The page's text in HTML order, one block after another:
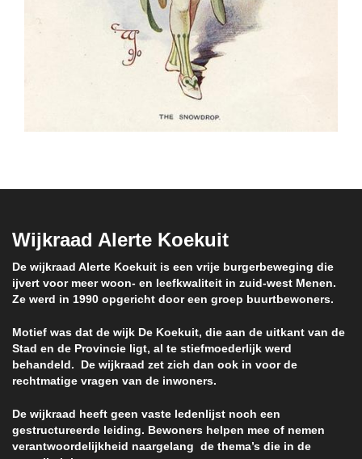
Wijkraad Alerte Koekuit
De wijkraad Alerte Koekuit is een vrije burgerbeweging die
ijvert voor meer woon- en leefkwaliteit in zuid-west Menen.
Ze werd in 1990 opgericht door een groep buurtbewoners.
Motief was dat de wijk De Koekuit, die aan de uitkant van de
Stad en de Provincie ligt, al te stiefmoederlijk werd
behandeld. De wijkraad zet zich dan ook in voor de
rechtmatige vragen van de inwoners.
De wijkraad heeft geen vaste ledenlijst noch een
gestructureerde leiding. Bewoners helpen mee of nemen
verantwoordelijkheid naargelang de thema’s die in de